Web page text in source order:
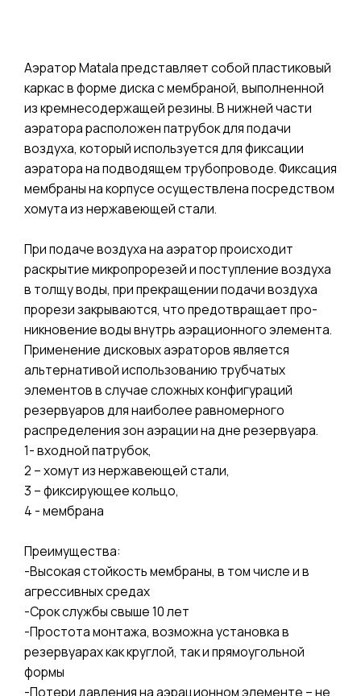
Аэратор Matala представляет собой пластиковый
каркас в форме диска с мембраной, выполненной
из кремнесодержащей резины. В нижней части
аэратора расположен патрубок для подачи
воздуха, который используется для фиксации
аэратора на подводящем трубопроводе. Фиксация
мембраны на корпусе осуществлена посредством
хомута из нержавеющей стали.
При подаче воздуха на аэратор происходит
раскрытие микропрорезей и поступление воздуха
в толщу воды, при прекращении подачи воздуха
прорези закрываются, что предотвращает про-
никновение воды внутрь аэрационного элемента.
Применение дисковых аэраторов является
альтернативой использованию трубчатых
элементов в случае сложных конфигураций
резервуаров для наиболее равномерного
распределения зон аэрации на дне резервуара.
1- входной патрубок,
2 – хомут из нержавеющей стали,
3 – фиксирующее кольцо,
4 - мембрана
Преимущества:
-Высокая стойкость мембраны, в том числе и в
агрессивных средах
-Срок службы свыше 10 лет
-Простота монтажа, возможна установка в
резервуарах как круглой, так и прямоугольной
формы
-Потери давления на аэрационном элементе – не